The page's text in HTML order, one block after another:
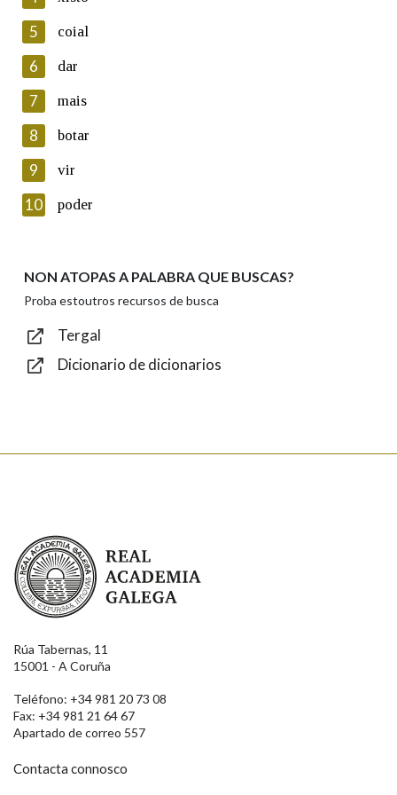
Lin e acepto as condicións da política de
Introduce o código que aparece na imaxe:
Texto de verificación
Enviar
5 coial
6 dar
7 mais
8 botar
9 vir
10 poder
NON ATOPAS A PALABRA QUE BUSCAS?
Proba estoutros recursos de busca
Tergal
Dicionario de dicionarios
Real Academia Galega
Rúa Tabernas, 11
15001 - A Coruña
Teléfono: +34 981 20 73 08
Fax: +34 981 21 64 67
Apartado de correo 557
Contacta connosco